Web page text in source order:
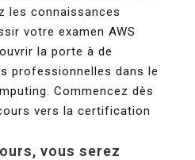
les connaissances
votre examen AWS
la porte à de
professionnelles dans le
Commencez dès
vers la certification
vous serez